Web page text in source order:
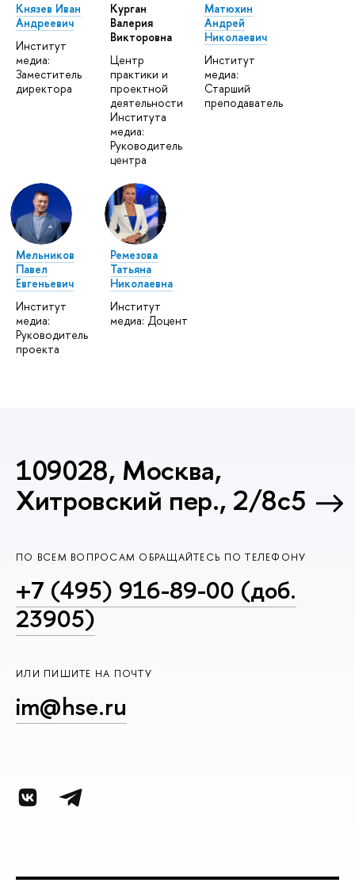
Князев Иван
Андреевич
Институт
медиа:
Заместитель
директора
Курган
Валерия
Викторовна
Центр
практики и
проектной
деятельности
Института
медиа:
Руководитель
центра
Матюхин
Андрей
Николаевич
Институт
медиа:
Старший
преподаватель
Мельников
Павел
Евгеньевич
Институт
медиа:
Руководитель
проекта
Ремезова
Татьяна
Николаевна
Институт
медиа: Доцент
109028, Москва,
Хитровский пер., 2/8с5
ПО ВСЕМ ВОПРОСАМ ОБРАЩАЙТЕСЬ ПО ТЕЛЕФОНУ
+7 (495) 916-89-00 (доб.
23905)
ИЛИ ПИШИТЕ НА ПОЧТУ
im@hse.ru